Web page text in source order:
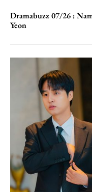
Dramabuzz 07/26 :
Yeon